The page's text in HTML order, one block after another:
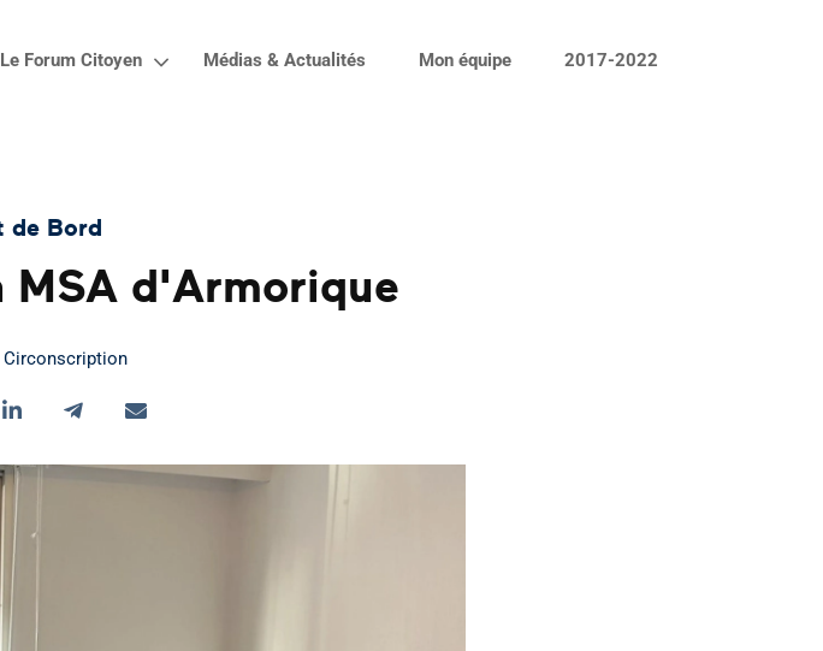
Le Forum Citoyen Médias & Actualités Mon équipe 2017-2022
de Bord
MSA d'Armorique
Circonscription